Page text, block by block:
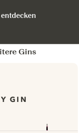
Gins
GIN